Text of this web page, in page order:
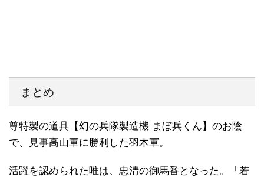
まとめ
尊特製の道具【幻の兵隊製造機 まぼ兵くん】のお陰
で、見事高山軍に勝利した羽木軍。
活躍を認められた唯は、忠清の御馬番となった。「若